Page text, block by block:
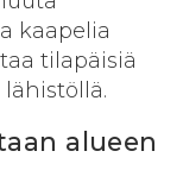
kaapelia
tilapäisiä
alueen